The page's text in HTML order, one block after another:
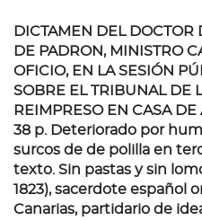
DICTAMEN DEL DOCTOR
DE PADRON, MINISTRO
OFICIO, EN LA SESIÓN
SOBRE EL TRIBUNAL DE
REIMPRESO EN CASA DE
38 p. Deteriorado por
surcos de de polilla en
texto. Sin pastas y sin
1823), sacerdote español
Canarias, partidario de